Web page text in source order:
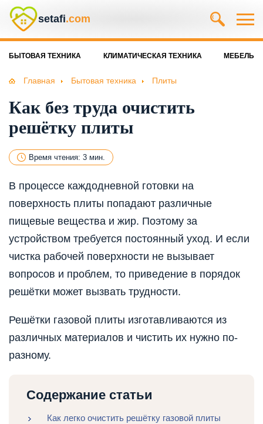
setafi.com
БЫТОВАЯ ТЕХНИКА КЛИМАТИЧЕСКАЯ ТЕХНИКА МЕБЕЛЬ
Главная Бытовая техника Плиты
Как без труда очистить
решётку плиты
Время чтения: 3 мин.
В процессе каждодневной готовки на
поверхность плиты попадают различные
пищевые вещества и жир. Поэтому за
устройством требуется постоянный уход. И если
чистка рабочей поверхности не вызывает
вопросов и проблем, то приведение в порядок
решётки может вызвать трудности.
Решётки газовой плиты изготавливаются из
различных материалов и чистить их нужно по-
разному.
Содержание статьи
Как легко очистить решётку газовой плиты